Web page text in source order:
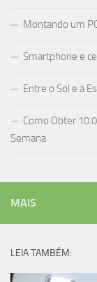
Montando um
Smartphone e
Entre o Sol e a
Como Obter
Semana
MAIS
LEIA TAMBÉM: